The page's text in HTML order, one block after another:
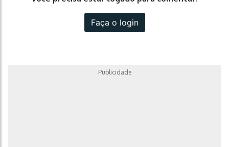
Faça o login
Publicidade